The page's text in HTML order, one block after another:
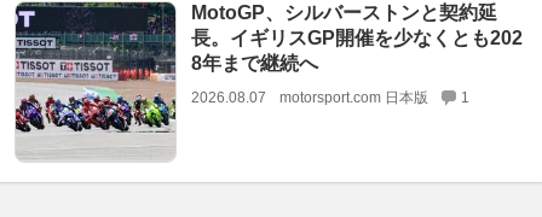
MotoGP、シルバーストンと契約延
長。イギリスGP開催を少なくとも202
8年まで継続へ
2026.08.07 motorsport.com 日本版 1